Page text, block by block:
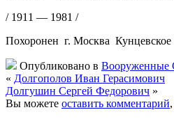
/ 1911 — 1981 /
Похоронен г. Москва
Опубликовано в Вооруженные
« Долгополов Иван Герасимович
Долгушин Сергей Федорович »
Вы можете оставить комментарий